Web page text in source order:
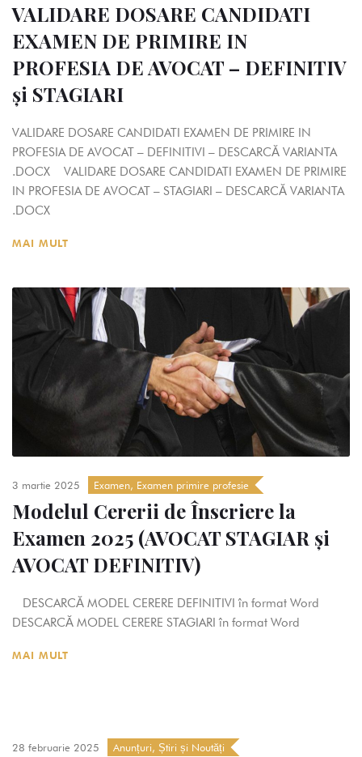
VALIDARE DOSARE CANDIDATI
EXAMEN DE PRIMIRE IN
PROFESIA DE AVOCAT – DEFINITIV
și STAGIARI
VALIDARE DOSARE CANDIDATI EXAMEN DE PRIMIRE IN
PROFESIA DE AVOCAT – DEFINITIVI – DESCARCĂ VARIANTA
.DOCX VALIDARE DOSARE CANDIDATI EXAMEN DE PRIMIRE
IN PROFESIA DE AVOCAT – STAGIARI – DESCARCĂ VARIANTA
.DOCX
MAI MULT
3 martie 2025 Examen, Examen primire profesie
Modelul Cererii de Înscriere la
Examen 2025 (AVOCAT STAGIAR și
AVOCAT DEFINITIV)
DESCARCĂ MODEL CERERE DEFINITIVI în format Word
DESCARCĂ MODEL CERERE STAGIARI în format Word
MAI MULT
28 februarie 2025 Anunțuri, Știri și Noutăți